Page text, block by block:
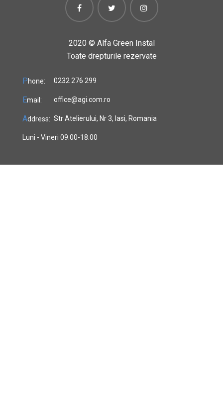
2020 © Alfa Green Instal
Toate drepturile rezervate
Phone: 0232 276 299
Email: office@agi.com.ro
Address: Str Atelierului, Nr 3, Iasi, Romania
Luni - Vineri 09.00-18.00